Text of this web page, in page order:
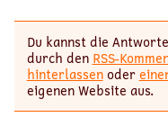
Du kannst die
durch den RSS-
hinterlassenoder
eigenen Website aus.